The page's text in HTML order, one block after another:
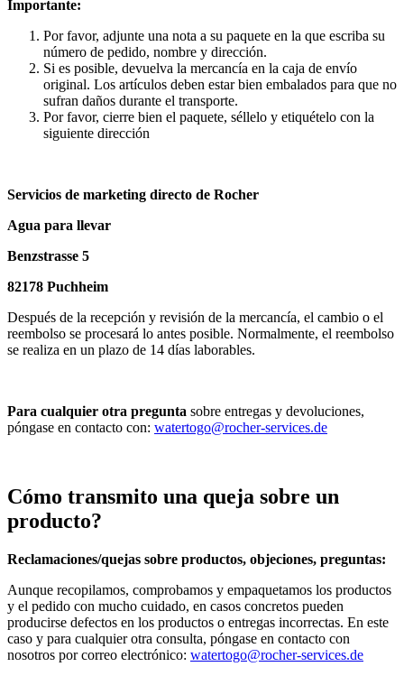
Importante:
Por favor, adjunte una nota a su paquete en la que escriba su
número de pedido, nombre y dirección.
Si es posible, devuelva la mercancía en la caja de envío
original. Los artículos deben estar bien embalados para que no
sufran daños durante el transporte.
Por favor, cierre bien el paquete, séllelo y etiquételo con la
siguiente dirección
Servicios de marketing directo de Rocher
Agua para llevar
Benzstrasse 5
82178 Puchheim
Después de la recepción y revisión de la mercancía, el cambio o el
reembolso se procesará lo antes posible. Normalmente, el reembolso
se realiza en un plazo de 14 días laborables.
Para cualquier otra pregunta sobre entregas y devoluciones,
póngase en contacto con: watertogo@rocher-services.de
Cómo transmito una queja sobre un
producto?
Reclamaciones/quejas sobre productos, objeciones, preguntas:
Aunque recopilamos, comprobamos y empaquetamos los productos
y el pedido con mucho cuidado, en casos concretos pueden
producirse defectos en los productos o entregas incorrectas. En este
caso y para cualquier otra consulta, póngase en contacto con
nosotros por correo electrónico: watertogo@rocher-services.de